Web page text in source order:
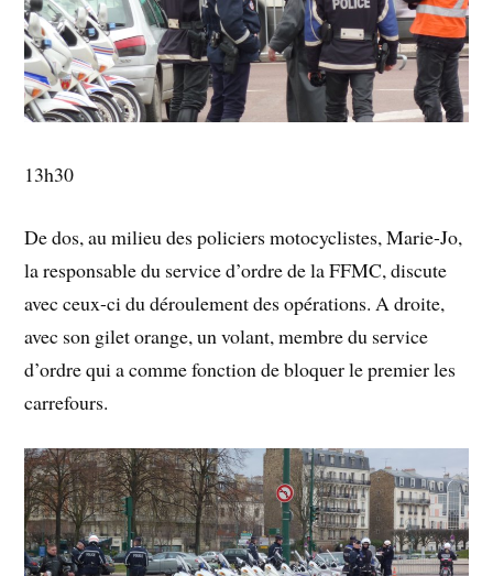
13h30
De dos, au milieu des policiers motocyclistes, Marie-Jo,
la responsable du service d’ordre de la FFMC, discute
avec ceux-ci du déroulement des opérations. A droite,
avec son gilet orange, un volant, membre du service
d’ordre qui a comme fonction de bloquer le premier les
carrefours.